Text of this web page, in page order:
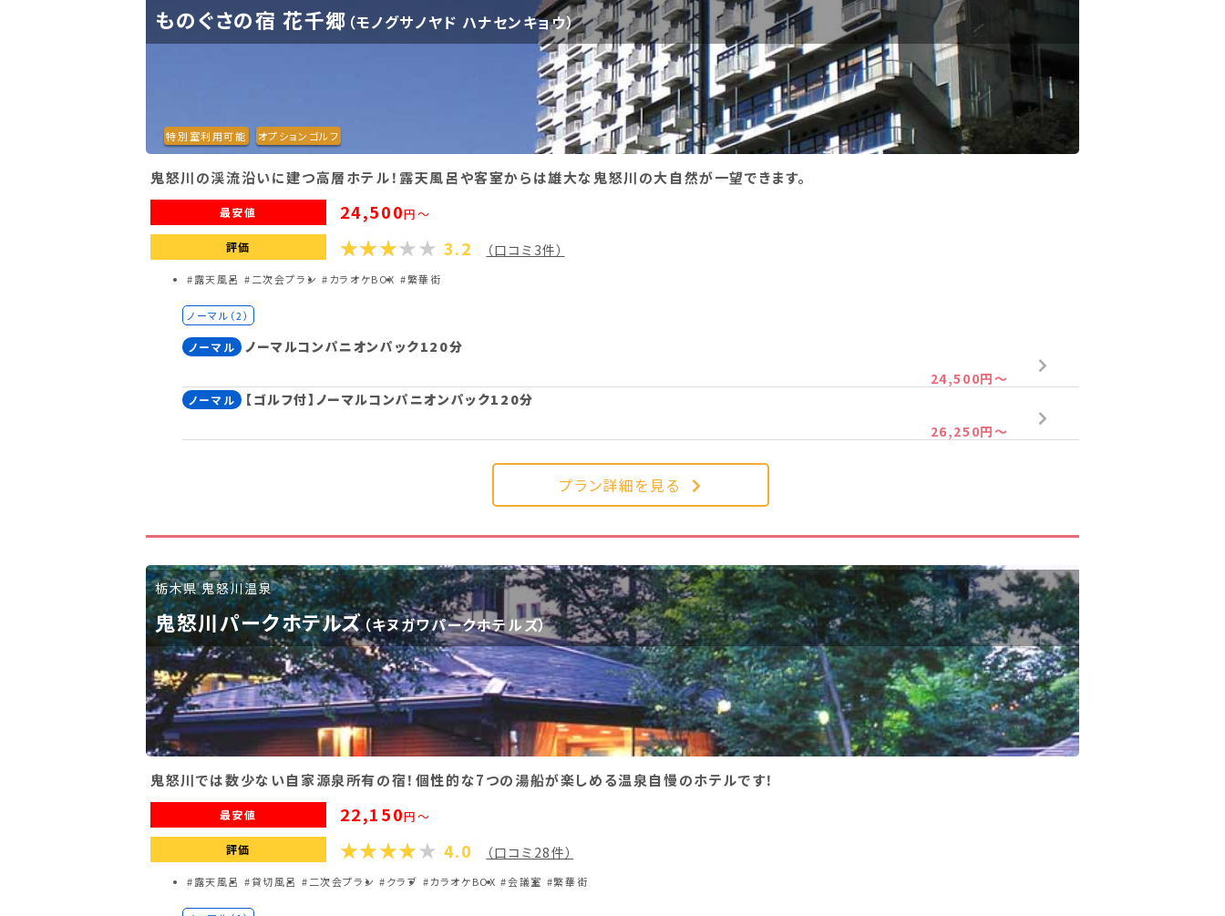
49,000円～
ピンク
【一人宴会！】ピンクコンパニオンパック180分
63,000円～
【一人宴会！】変身プラン120分(ノーマル60分→ピンク60分)
44,000円～
ピンク
【一人宴会！】初心者応援変身プラン180分(ノーマル60分→ピンク120分)
熟女ピンクコンパニオンプラン120分
ピンク
熟女ピンクコンパニオンプラン180分
ピンク
【一人宴会！】熟女ピンクコンパニオンパック180分
61,000円～
ピンク
【一人宴会！】ポチャピンクコンパニオンパック120分
47,000円～
24,500円～
プラン詳細を見る
ものぐさの宿 花千郷 （モノグサノヤド ハナセンキョウ）
特別室利用可能 オプションゴルフ
鬼怒川の渓流沿いに建つ高層ホテル！露天風呂や客室からは雄大な鬼怒川の大自然が一望できます。
最安値 24,500円～
評価 3.2 （口コミ3件）
#露天風呂 #二次会プラン #カラオケBOX #繁華街
ノーマル（2）
ノーマル
ノーマルコンパニオンパック120分
24,500円～
ノーマル
【ゴルフ付】ノーマルコンパニオンパック120分
26,250円～
プラン詳細を見る
栃木県 鬼怒川温泉
鬼怒川パークホテルズ（キヌガワパークホテルズ）
鬼怒川では数少ない自家源泉所有の宿！個性的な7つの湯船が楽しめる温泉自慢のホテルです！
最安値 22,150円～
評価 4.0 （口コミ28件）
#露天風呂 #貸切風呂 #二次会プラン #クラブ #カラオケBOX #会議室 #繁華街